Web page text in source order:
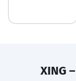
XING